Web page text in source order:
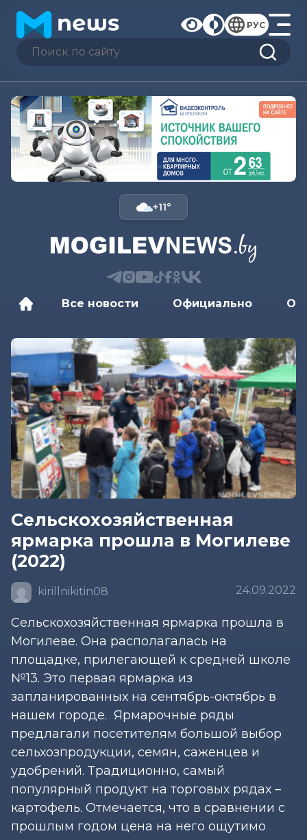
РУС
+11°
Все новости Официально
Сельскохозяйственная
ярмарка прошла в Могилеве
(2022)
kirillnikitin08 24.09.2022
Сельскохозяйственная ярмарка прошла в
Могилеве. Она располагалась на
площадке, прилегающей к средней школе
№13. Это первая ярмарка из
запланированных на сентябрь-октябрь в
нашем городе. Ярмарочные ряды
предлагали посетителям большой выбор
сельхозпродукции, семян, саженцев и
удобрений. Традиционно, самый
популярный продукт на торговых рядах –
картофель. Отмечается, что в сравнении с
прошлым годом цена на него ощутимо